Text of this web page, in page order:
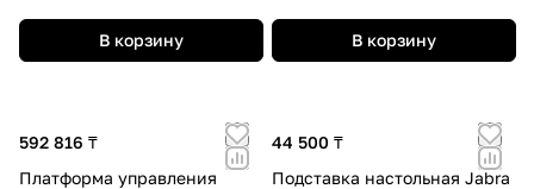
В корзину В корзину
592 816 ₸
Платформа управления
44 500 ₸
Подставка настольная Jabra